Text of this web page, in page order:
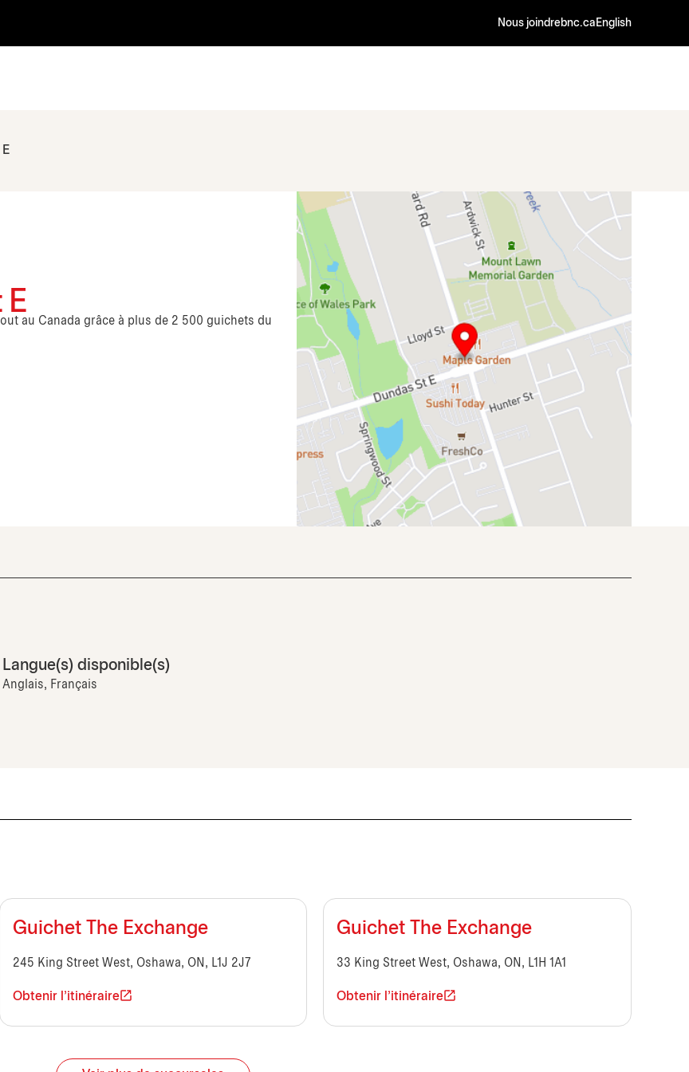
Nous joindrebnc.ca English
E
au Canada grâce à plus de 2 500 guichets du
Langue(s) disponible(s)
Anglais, Français
Guichet The Exchange
245 King Street West, Oshawa, ON, L1J 2J7
Obtenir l'itinéraire
Guichet The Exchange
33 King Street West, Oshawa, ON, L1H 1A1
Obtenir l'itinéraire